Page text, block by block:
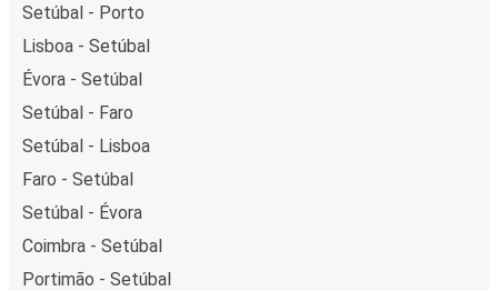
Setúbal - Porto
Lisboa - Setúbal
Évora - Setúbal
Setúbal - Faro
Setúbal - Lisboa
Faro - Setúbal
Setúbal - Évora
Coimbra - Setúbal
Portimão - Setúbal